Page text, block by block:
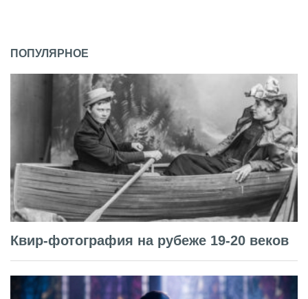
ПОПУЛЯРНОЕ
Квир-фотография на рубеже 19-20 веков